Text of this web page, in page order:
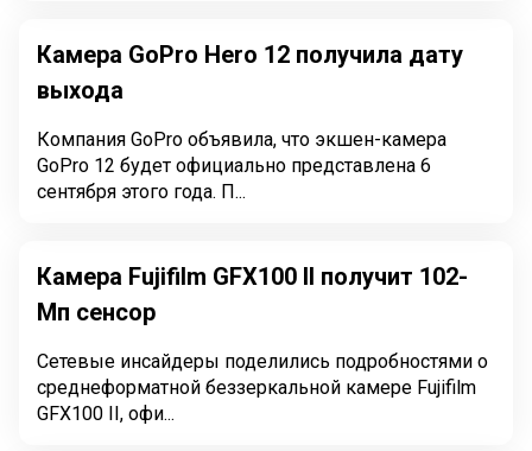
Камера GoPro Hero 12 получила дату
выхода
Компания GoPro объявила, что экшен-камера
GoPro 12 будет официально представлена 6
сентября этого года. П...
Камера Fujifilm GFX100 II получит 102-
Мп сенсор
Сетевые инсайдеры поделились подробностями о
среднеформатной беззеркальной камере Fujifilm
GFX100 II, офи...